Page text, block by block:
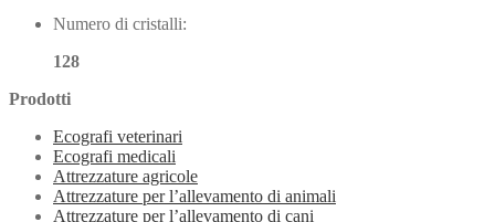
Numero di cristalli:
128
Prodotti
Ecografi veterinari
Ecografi medicali
Attrezzature agricole
Attrezzature per l’allevamento di animali
Attrezzature per l’allevamento di cani